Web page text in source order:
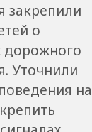
закрепили
о
дорожного
Уточнили
на